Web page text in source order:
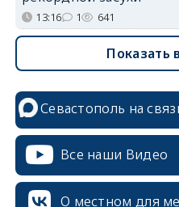
13:16 1 641
Показать
Севастополь на
Все наши Видео
О местном для